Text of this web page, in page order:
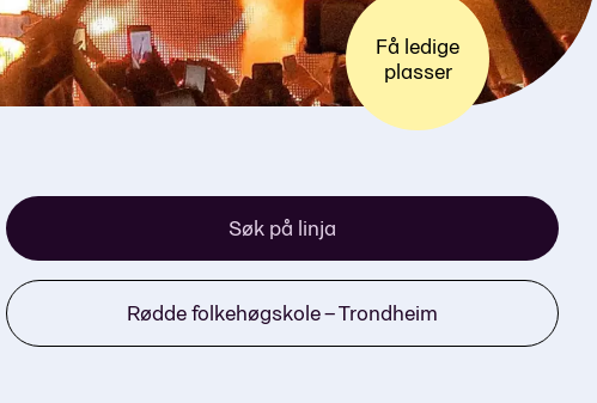
Få ledige
plasser
Søk på linja
Rødde folkehøgskole – Trondheim